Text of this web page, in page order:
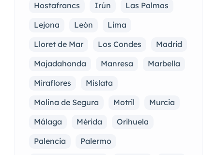
Hostafrancs
Irún
Las Palmas
Lejona
León
Lima
Lloret de Mar
Los Condes
Madrid
Majadahonda
Manresa
Marbella
Miraflores
Mislata
Molina de Segura
Motril
Murcia
Málaga
Mérida
Orihuela
Palencia
Palermo